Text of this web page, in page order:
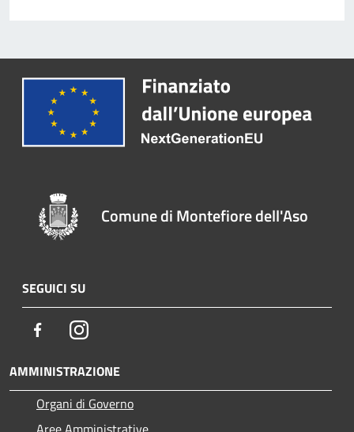
Comune di Montefiore dell'Aso
SEGUICI SU
FacebookInstagram
AMMINISTRAZIONE
Organi di Governo